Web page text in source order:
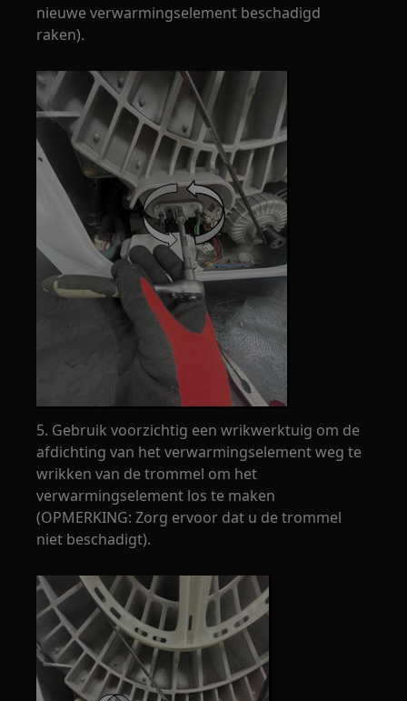
nieuwe verwarmingselement beschadigd
raken).
5. Gebruik voorzichtig een wrikwerktuig om de
afdichting van het verwarmingselement weg te
wrikken van de trommel om het
verwarmingselement los te maken
(OPMERKING: Zorg ervoor dat u de trommel
niet beschadigt).